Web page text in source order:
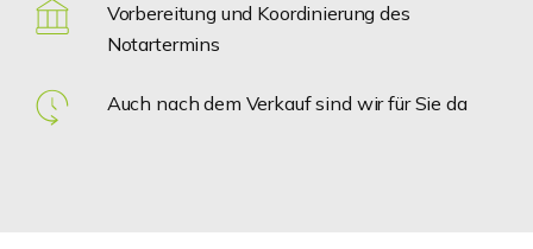
Vorbereitung und Koordinierung des
Notartermins
Auch nach dem Verkauf sind wir für Sie da